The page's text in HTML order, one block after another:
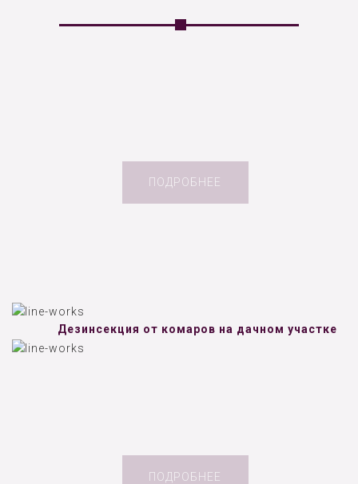
ПОДРОБНЕЕ
Дезинсекция от комаров на дачном участке
ПОДРОБНЕЕ